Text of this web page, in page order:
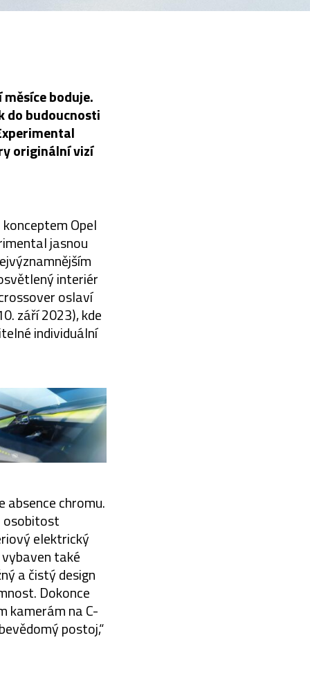
boduje.
do budoucnosti
originální vizí
Opel
jasnou
interiér
oslaví
září 2023), kde
individuální
absence chromu.
osobitost
elektrický
také
a čistý design
Dokonce
kamerám na C-
postoj,“